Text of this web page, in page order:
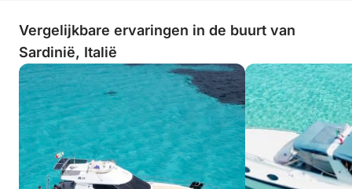
Vergelijkbare ervaringen in de buurt van
Sardinië, Italië